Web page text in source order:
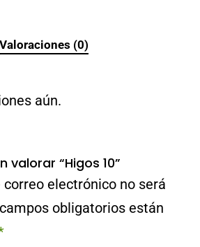
Valoraciones (0)
aún.
valorar “Higos 10”
correo electrónico no será
obligatorios están